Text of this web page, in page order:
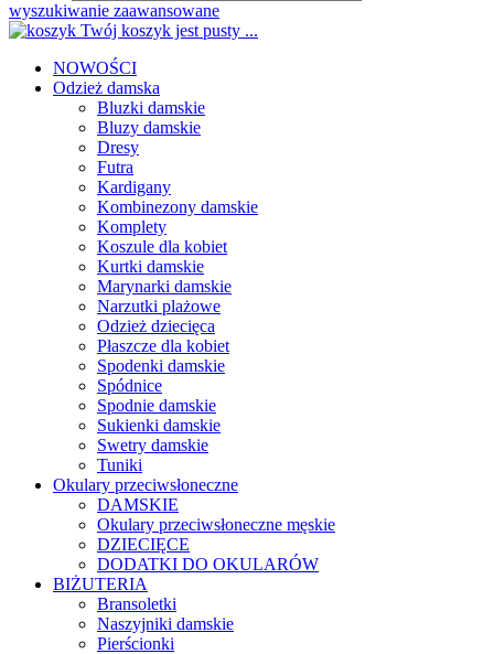
wyszukiwanie zaawansowane
Twój koszyk jest pusty ...
NOWOŚCI
Odzież damska
Bluzki damskie
Bluzy damskie
Dresy
Futra
Kardigany
Kombinezony damskie
Komplety
Koszule dla kobiet
Kurtki damskie
Marynarki damskie
Narzutki plażowe
Odzież dziecięca
Płaszcze dla kobiet
Spodenki damskie
Spódnice
Spodnie damskie
Sukienki damskie
Swetry damskie
Tuniki
Okulary przeciwsłoneczne
DAMSKIE
Okulary przeciwsłoneczne męskie
DZIECIĘCE
DODATKI DO OKULARÓW
BIŻUTERIA
Bransoletki
Naszyjniki damskie
Pierścionki